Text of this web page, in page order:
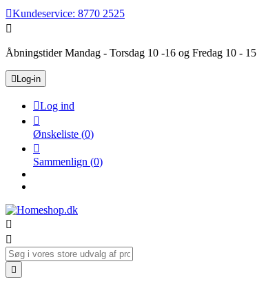
Kundeservice: 8770 2525

Åbningstider Mandag - Torsdag 10 -16 og Fredag 10 - 15
 Log-in
Log ind

Ønskeliste (0)

Sammenlign (0)


